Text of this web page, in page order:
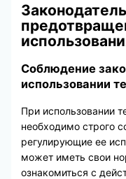
Соблюдение
использовании
При использовании
необходимо строго
регулирующие ее
может иметь свои
ознакомиться с